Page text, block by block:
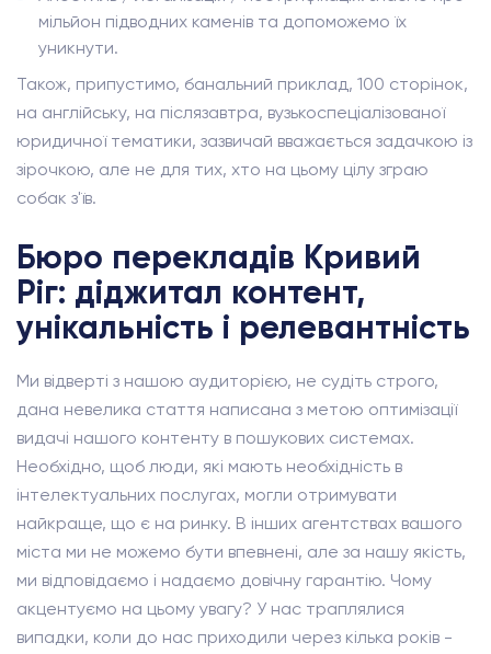
мільйон підводних каменів та допоможемо їх
уникнути.
Також, припустимо, банальний приклад, 100 сторінок,
на англійську, на післязавтра, вузькоспеціалізованої
юридичної тематики, зазвичай вважається задачкою із
зірочкою, але не для тих, хто на цьому цілу зграю
собак з'їв.
Бюро перекладів Кривий
Ріг: діджитал контент,
унікальність і релевантність
Ми відверті з нашою аудиторією, не судіть строго,
дана невелика стаття написана з метою оптимізації
видачі нашого контенту в пошукових системах.
Необхідно, щоб люди, які мають необхідність в
інтелектуальних послугах, могли отримувати
найкраще, що є на ринку. В інших агентствах вашого
міста ми не можемо бути впевнені, але за нашу якість,
ми відповідаємо і надаємо довічну гарантію. Чому
акцентуємо на цьому увагу? У нас траплялися
випадки, коли до нас приходили через кілька років -